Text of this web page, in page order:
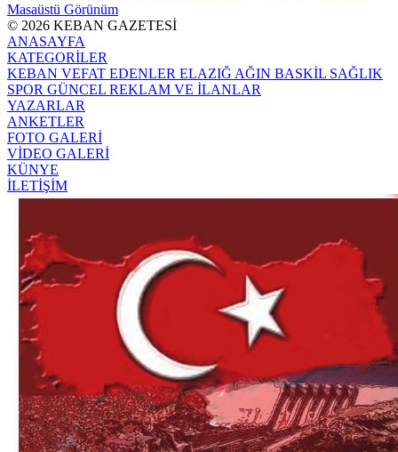
Masaüstü Görünüm
© 2026 KEBAN GAZETESİ
ANASAYFA
KATEGORİLER
KEBAN VEFAT EDENLER ELAZIĞ AĞIN BASKİL SAĞLIK
SPOR GÜNCEL REKLAM VE İLANLAR
YAZARLAR
ANKETLER
FOTO GALERİ
VİDEO GALERİ
KÜNYE
İLETİŞİM